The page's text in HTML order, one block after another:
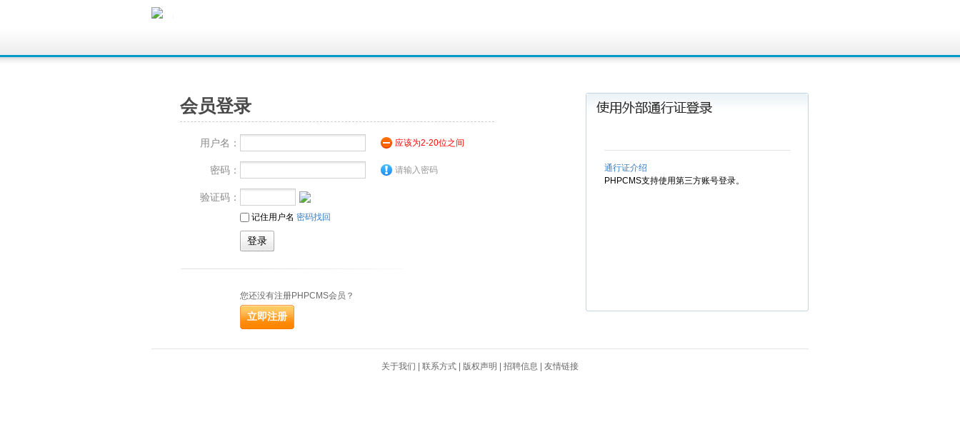
会员登录
用户名： 应该为2-20位之间
密码： 请输入密码
验证码：
记住用户名 密码找回
您还没有注册PHPCMS会员？
通行证介绍
PHPCMS支持使用第三方账号登录。
关于我们 联系方式 版权声明 招聘信息 友情链接